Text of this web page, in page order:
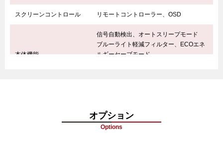
スクリーンコントロール リモートコントローラー、OSD
本体機能
信号自動検出、オートスリープモード
ブルーライト軽減フィルター、ECOエネ
ルギーセーブモード
本体寸法 WxHxD/質量 1683.6 x 970.8 x 74.5 mm / 34kg
オプション
Options